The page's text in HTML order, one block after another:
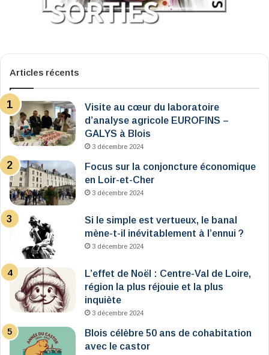
Articles récents
Visite au cœur du laboratoire
d’analyse agricole EUROFINS –
GALYS à Blois
3 décembre 2024
Focus sur la conjoncture économique
en Loir-et-Cher
3 décembre 2024
Si le simple est vertueux, le banal
mène-t-il inévitablement à l’ennui ?
3 décembre 2024
L’effet de Noël : Centre-Val de Loire,
région la plus réjouie et la plus
inquiète
3 décembre 2024
Blois célèbre 50 ans de cohabitation
avec le castor